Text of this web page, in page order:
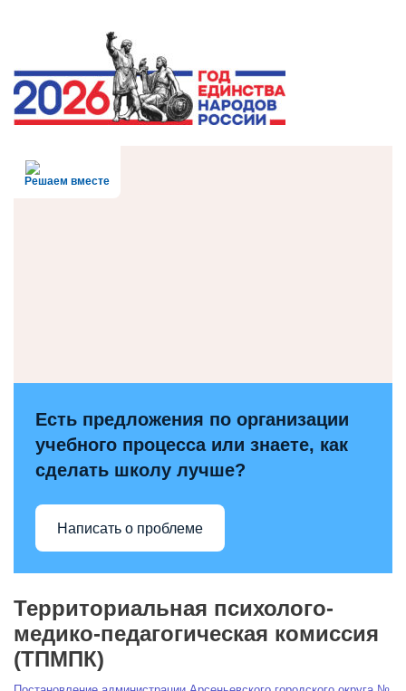
Решаем вместе
Есть предложения по организации
учебного процесса или знаете, как
сделать школу лучше?
Написать о проблеме
Территориальная психолого-
медико-педагогическая комиссия
(ТПМПК)